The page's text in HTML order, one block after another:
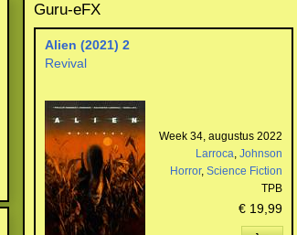
Guru-eFX
Alien (2021) 2
Revival
Week 34, augustus 2022
Larroca, Johnson
Horror, Science Fiction
TPB
€ 19,99